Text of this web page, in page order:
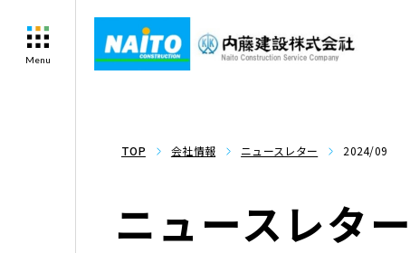
Menu
TOP 会社情報 ニュースレター 2024/09
ニュースレター